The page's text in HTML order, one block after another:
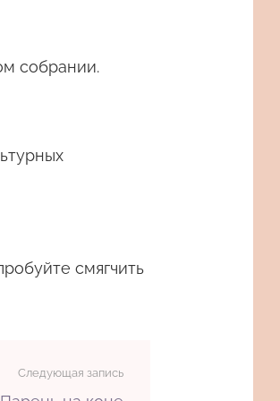
собрании.
смягчить
Следующая запись